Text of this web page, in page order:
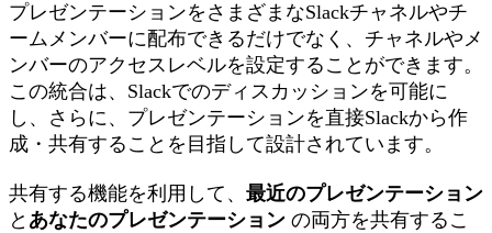
プレゼンテーションをさまざまなSlackチャネルやチ
ームメンバーに配布できるだけでなく、チャネルやメ
ンバーのアクセスレベルを設定することができます。
この統合は、Slackでのディスカッションを可能に
し、さらに、プレゼンテーションを直接Slackから作
成・共有することを目指して設計されています。
共有する機能を利用して、 最近のプレゼンテーション
と あなたのプレゼンテーション の両方を共有するこ